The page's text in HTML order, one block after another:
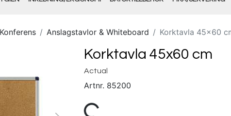
Konferens Anslagstavlor & Whiteboard Korktavla 45x60
Korktavla 45x60 cm
Actual
Artnr. 85200